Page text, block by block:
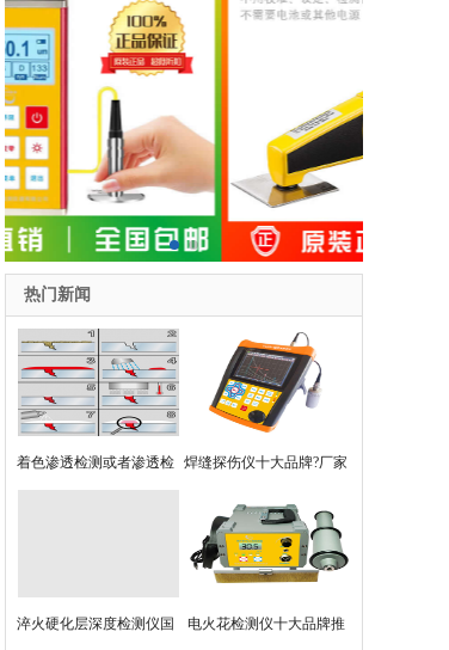
热门新闻
着色渗透检测或者渗透检 焊缝探伤仪十大品牌?厂家
+选型全攻略
淬火硬化层深度检测仪国 电火花检测仪十大品牌推